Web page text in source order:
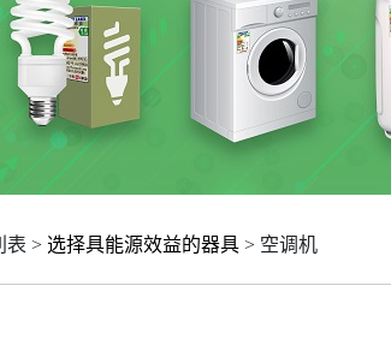
表 > 选择具能源效益的器具 > 空调机